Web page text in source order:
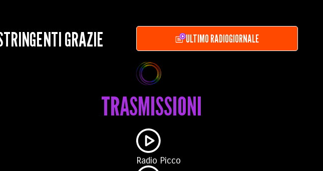
GRAZIE
ULTIMO RADIOGIORNALE
TRASMISSIONI
Radio Picco